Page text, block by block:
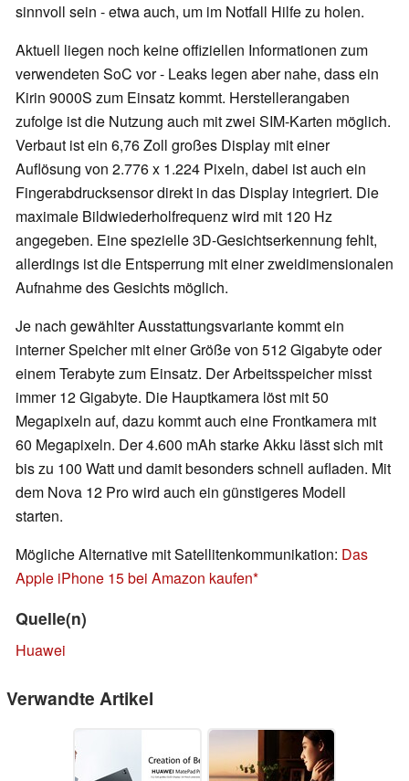
sinnvoll sein - etwa auch, um im Notfall Hilfe zu holen.
Aktuell liegen noch keine offiziellen Informationen zum
verwendeten SoC vor - Leaks legen aber nahe, dass ein
Kirin 9000S zum Einsatz kommt. Herstellerangaben
zufolge ist die Nutzung auch mit zwei SIM-Karten möglich.
Verbaut ist ein 6,76 Zoll großes Display mit einer
Auflösung von 2.776 x 1.224 Pixeln, dabei ist auch ein
Fingerabdrucksensor direkt in das Display integriert. Die
maximale Bildwiederholfrequenz wird mit 120 Hz
angegeben. Eine spezielle 3D-Gesichtserkennung fehlt,
allerdings ist die Entsperrung mit einer zweidimensionalen
Aufnahme des Gesichts möglich.
Je nach gewählter Ausstattungsvariante kommt ein
interner Speicher mit einer Größe von 512 Gigabyte oder
einem Terabyte zum Einsatz. Der Arbeitsspeicher misst
immer 12 Gigabyte. Die Hauptkamera löst mit 50
Megapixeln auf, dazu kommt auch eine Frontkamera mit
60 Megapixeln. Der 4.600 mAh starke Akku lässt sich mit
bis zu 100 Watt und damit besonders schnell aufladen. Mit
dem Nova 12 Pro wird auch ein günstigeres Modell
starten.
Mögliche Alternative mit Satellitenkommunikation: Das
Apple iPhone 15 bei Amazon kaufen
Quelle(n)
Huawei
Verwandte Artikel